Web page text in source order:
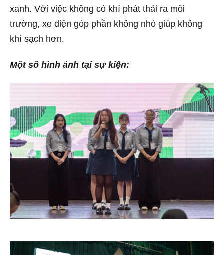
xanh. Với việc không có khí phát thải ra môi
trường, xe điện góp phần không nhỏ giúp không
khí sạch hơn.
Một số hình ảnh tại sự kiện: